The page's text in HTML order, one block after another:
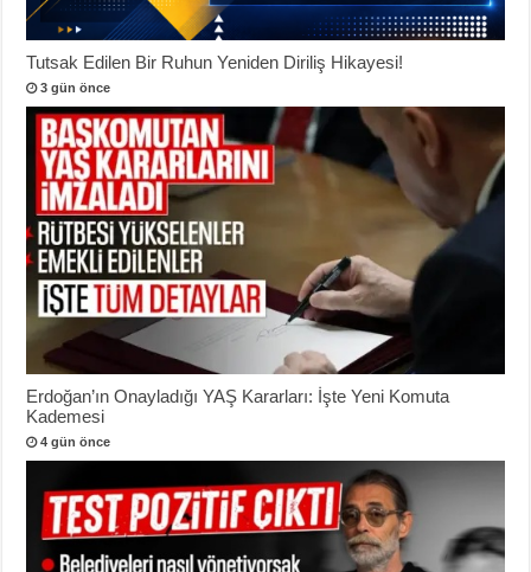
Tutsak Edilen Bir Ruhun Yeniden Diriliş Hikayesi!
3 gün önce
Erdoğan’ın Onayladığı YAŞ Kararları: İşte Yeni Komuta
Kademesi
4 gün önce